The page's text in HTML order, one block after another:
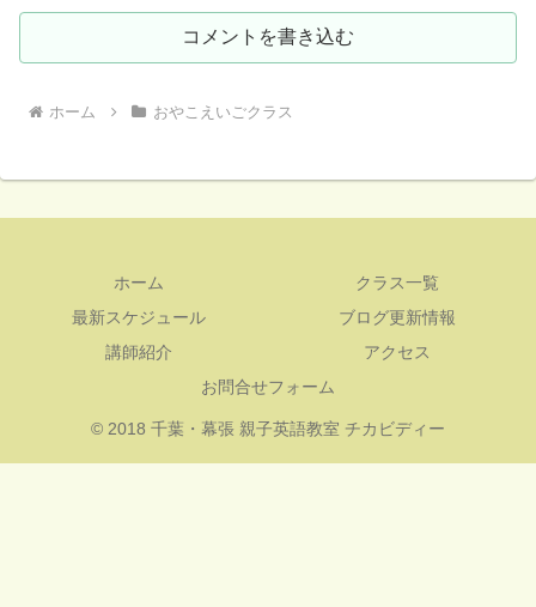
コメントを書き込む
ホーム おやこえいごクラス
ホーム
クラス一覧
最新スケジュール
ブログ更新情報
講師紹介
アクセス
お問合せフォーム
© 2018 千葉・幕張 親子英語教室 チカビディー